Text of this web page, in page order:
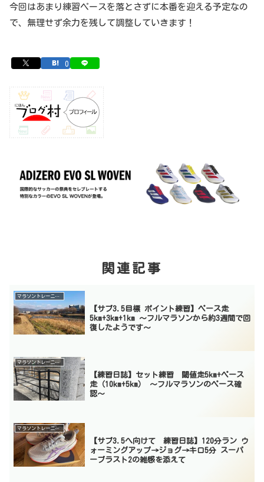
今回はあまり練習ペースを落とさずに本番を迎える予定なの
で、無理せず余力を残して調整していきます！
0
関連記事
マラソントレーニング
【サブ3.5目標 ポイント練習】ペース走
5km+3km+1km 〜フルマラソンから約3週間で回
復したようです〜
マラソントレーニング
【練習日誌】セット練習 閾値走5km+ペース
走（10km+5km） 〜フルマラソンのペース確
認〜
マラソントレーニング
【サブ3.5へ向けて 練習日誌】120分ラン ウ
ォーミングアップ→ジョグ→キロ5分 スーパ
ーブラスト2の雑感を添えて